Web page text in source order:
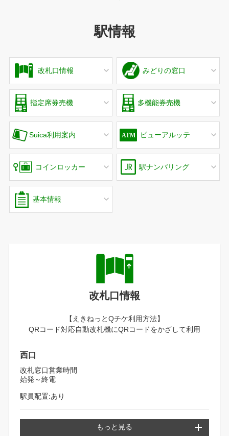
駅情報
改札口情報 みどりの窓口
指定席券売機 多機能券売機
Suica利用案内 ビューアルッテ
コインロッカー 駅ナンバリング
基本情報
改札口情報
【えきねっとQチケ利用方法】
QRコード対応自動改札機にQRコードをかざして利用
西口
改札窓口営業時間
始発～終電
駅員配置:あり
もっと見る